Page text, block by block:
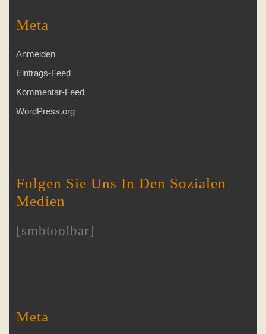
Meta
Anmelden
Eintrags-Feed
Kommentar-Feed
WordPress.org
Folgen Sie Uns In Den Sozialen
Medien
[smbtoolbar]
Meta